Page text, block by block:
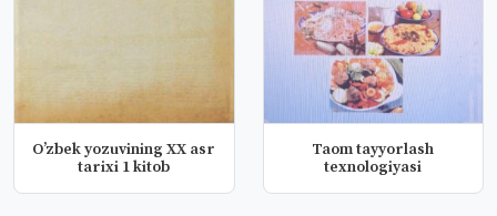
Oʼzbek yozuvining XX asr
tarixi 1 kitob
Taom tayyorlash
texnologiyasi